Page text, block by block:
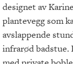
designet av
plantevegg som
avslappende
infrarød badstue.